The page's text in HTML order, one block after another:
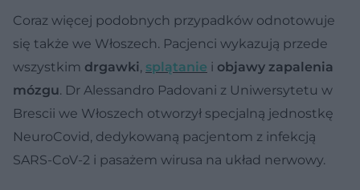
Coraz więcej podobnych przypadków odnotowuje
się także we Włoszech. Pacjenci wykazują przede
wszystkim drgawki, splątanie i objawy zapalenia
mózgu. Dr Alessandro Padovani z Uniwersytetu w
Brescii we Włoszech otworzył specjalną jednostkę
NeuroCovid, dedykowaną pacjentom z infekcją
SARS-CoV-2 i pasażem wirusa na układ nerwowy.